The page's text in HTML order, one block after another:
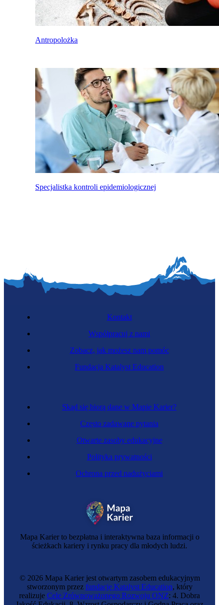
Antropolożka
Specjalistka kontroli epidemiologicznej
Mapa Karier to bezpłatna i interaktywna baza informacji o
ścieżkach kariery i rynku pracy dla młodych ludzi.
Skąd się biorą dane w Mapie Karier?
Często zadawane pytania
Otwarte zasoby edukacyjne
Polityka prywatności
Ochrona przed nadużyciami
Kontakt
Współpracuj z nami
Zobacz, jak możesz nam pomóc
Fundacja Katalyst Education
© 2026 Mapa Karier jest otwartym zasobem edukacyjnym
stworzonym przez fundację Katalyst Education, który
realizuje Cele Zrównoważonego Rozwoju ONZ: 4. Dobra